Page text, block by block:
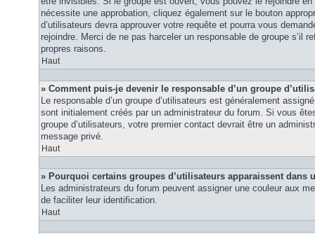
nécessite une approbation, cliquez également sur le bouton
d’utilisateurs devra approuver votre requête et pourra vous
rejoindre. Merci de ne pas harceler un responsable de groupe s’il
propres raisons.
Haut
» Comment puis-je devenir le responsable d’un groupe
Le responsable d’un groupe d’utilisateurs est généralement
sont initialement créés par un administrateur du forum. Si vous
groupe d’utilisateurs, votre premier contact devrait être un
message privé.
Haut
» Pourquoi certains groupes d’utilisateurs apparaissent dans
Les administrateurs du forum peuvent assigner une couleur aux
de faciliter leur identification.
Haut